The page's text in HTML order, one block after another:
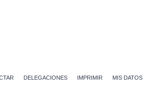
DELEGACIONES IMPRIMIR MIS DATOS